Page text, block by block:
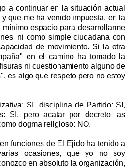
a continuar en la situación actual
que me ha venido impuesta, en la
espacio para desarrollarme
ni como simple ciudadana con
de movimiento. Si la otra
en el camino ha tomado la
ni cuestionamiento alguno de
es algo que respeto pero no estoy
SI, disciplina de Partido: SI,
SI, pero acatar por decreto las
dogma religioso: NO.
funciones de El Ejido ha tenido a
ocasiones, que yo no soy
en absoluto la organización,